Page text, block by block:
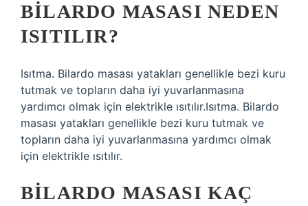
BILARDO MASASI NEDEN
ISITILIR?
Isıtma. Bilardo masası yatakları genellikle bezi kuru
tutmak ve topların daha iyi yuvarlanmasına
yardımcı olmak için elektrikle ısıtılır.Isıtma. Bilardo
masası yatakları genellikle bezi kuru tutmak ve
topların daha iyi yuvarlanmasına yardımcı olmak
için elektrikle ısıtılır.
BILARDO MASASI KAÇ